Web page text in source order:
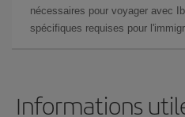
nécessaires pour voyager avec
spécifiques requises pour
Informations